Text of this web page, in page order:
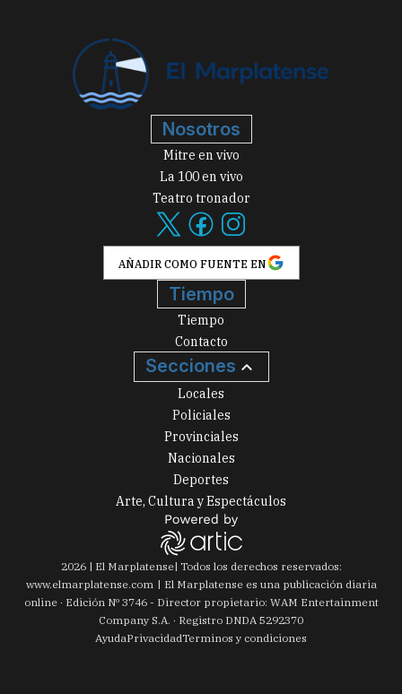
Nosotros
Mitre en vivo
La 100 en vivo
Teatro tronador
AÑADIR COMO FUENTE EN
Tiempo
Tiempo
Contacto
Secciones
Locales
Policiales
Provinciales
Nacionales
Deportes
Arte, Cultura y Espectáculos
2026| El Marplatense| Todos los derechos reservados:
www.elmarplatense.com
El Marplatense es una publicación diaria
online · Edición Nº 3746- Director propietario: WAM Entertainment
Company S.A. · Registro DNDA 5292370
AyudaPrivacidadTerminos y condiciones